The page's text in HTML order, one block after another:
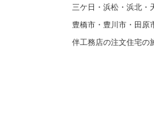
三ケ日・浜松・浜北・
豊橋市・豊川市・田原
伴工務店の注文住宅の